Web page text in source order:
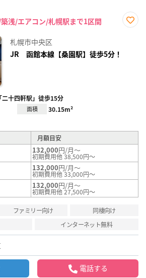
浅/エアコン/札幌駅まで1区間
札幌市中央区
JR 函館本線【桑園駅】徒歩5分！
十四軒駅」徒歩15分
面積 30.15m²
月額目安
132,000円/月～
初期費用他 38,500円～
132,000円/月～
初期費用他 33,000円～
132,000円/月～
初期費用他 27,500円～
ファミリー向け
同棲向け
インターネット無料
電話する